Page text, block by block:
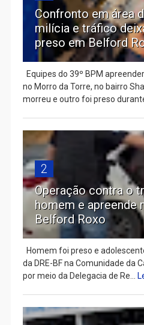
Confronto em área
milícia e tráfico
preso em Belford
Equipes do 39º BPM
no Morro da Torre, no bairro
morreu e outro foi preso
2
Operação contra o
homem e apreende
Belford Roxo
Homem foi preso e
da DRE-BF na Comunidade da
por meio da Delegacia de Re...